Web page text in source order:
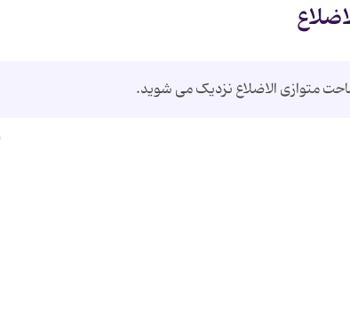
متوازی الاضلاع نزدیک می شوید.